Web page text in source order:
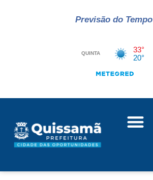
Previsão do Tempo